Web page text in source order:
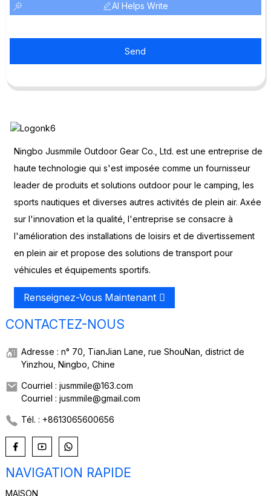
AI Helps Write
Send
Ningbo Jusmmile Outdoor Gear Co., Ltd. est une entreprise de
haute technologie qui s'est imposée comme un fournisseur
leader de produits et solutions outdoor pour le camping, les
sports nautiques et diverses autres activités de plein air. Axée
sur l'innovation et la qualité, l'entreprise se consacre à
l'amélioration des installations de loisirs et de divertissement
en plein air et propose des solutions de transport pour
véhicules et équipements sportifs.
Renseignez-Vous Maintenant
CONTACTEZ-NOUS
Adresse : n° 70, TianJian Lane, rue ShouNan, district de
Yinzhou, Ningbo, Chine
Courriel : jusmmile@163.com
Courriel : jusmmile@gmail.com
Tél. : +8613065600656
NAVIGATION RAPIDE
MAISON